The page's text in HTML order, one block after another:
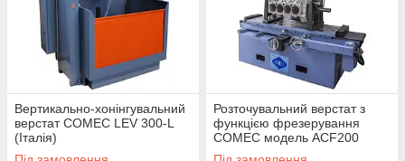
Вертикально-хонінгувальний
верстат COMEC LEV 300-L
(Італія)
Розточувальний верстат з
функцією фрезерування
COMEC модель ACF200
(Італія) з ходом столу 1200